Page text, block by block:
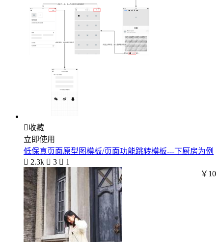
收藏
立即使用
低保真页面原型图模板/页面功能跳转模板---下厨房为例
 2.3k  3  1
￥10